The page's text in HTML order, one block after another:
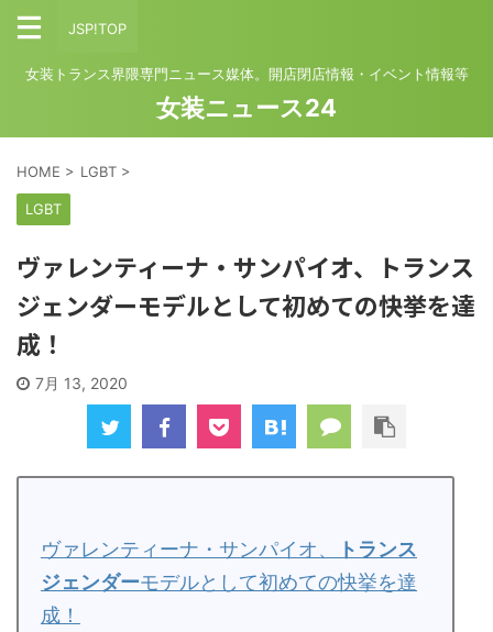
JSP!TOP
女装トランス界隈専門ニュース媒体。開店閉店情報・イベント情報等
女装ニュース24
HOME > LGBT >
LGBT
ヴァレンティーナ・サンパイオ、トランス
ジェンダーモデルとして初めての快挙を達
成！
7月 13, 2020
ヴァレンティーナ・サンパイオ、
トランス
ジェンダーモデルとして初めての快挙を達
成！